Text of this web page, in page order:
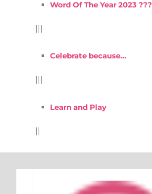
Word Of The Year 2023 ???
|||
Celebrate because…
|||
Learn and Play
||